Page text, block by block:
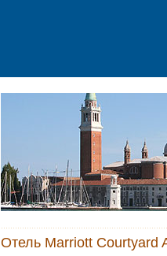
Отель Marriott Courtyard